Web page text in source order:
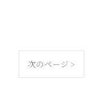
次のページ >